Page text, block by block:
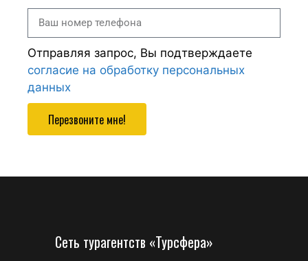
Отправляя запрос, Вы подтверждаете
согласие на обработку персональных
данных
Перезвоните мне!
Сеть турагентств «Турсфера»